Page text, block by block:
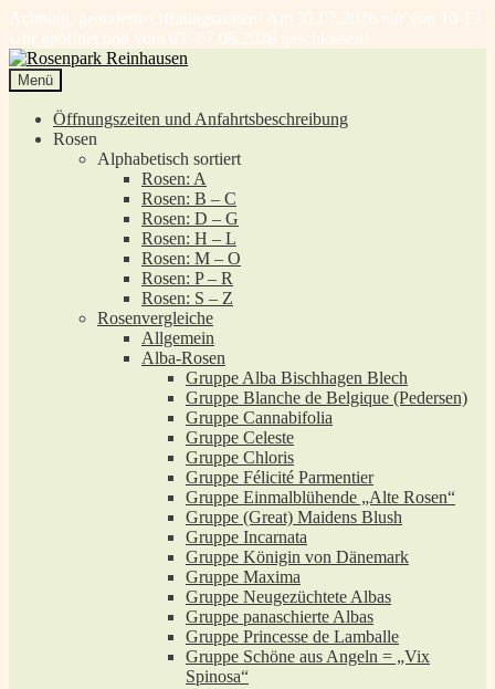
Achtung, geänderte Öffnungszeiten! Am 31.07.2026 nur von 10-13
Uhr geöffnet und vom 03.-07.08.2026 geschlossen!
Zur
Navigation
springen
Zum
Inhalt
springen
Menü
Öffnungszeiten und Anfahrtsbeschreibung
Rosen
Alphabetisch sortiert
Rosen: A
Rosen: B – C
Rosen: D – G
Rosen: H – L
Rosen: M – O
Rosen: P – R
Rosen: S – Z
Rosenvergleiche
Allgemein
Alba-Rosen
Gruppe Alba Bischhagen Blech
Gruppe Blanche de Belgique (Pedersen)
Gruppe Cannabifolia
Gruppe Celeste
Gruppe Chloris
Gruppe Félicité Parmentier
Gruppe Einmalblühende „Alte Rosen“
Gruppe (Great) Maidens Blush
Gruppe Incarnata
Gruppe Königin von Dänemark
Gruppe Maxima
Gruppe Neugezüchtete Albas
Gruppe panaschierte Albas
Gruppe Princesse de Lamballe
Gruppe Schöne aus Angeln = „Vix
Spinosa“